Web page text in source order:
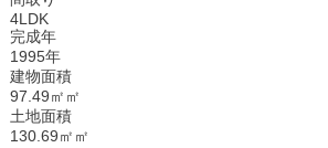
4LDK
完成年
1995年
建物面積
97.49㎡㎡
土地面積
130.69㎡㎡